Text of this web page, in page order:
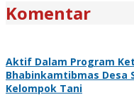
Komentar
Aktif Dalam Program
Bhabinkamtibmas Desa
Kelompok Tani